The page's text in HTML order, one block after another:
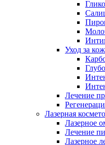
Уход за
Лечение
Лазерная
Лазерное
Лечение
Лазерное